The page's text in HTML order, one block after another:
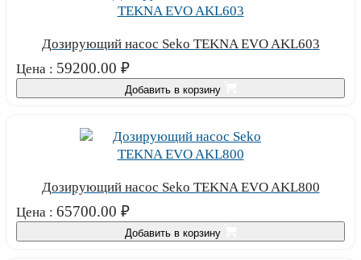
Дозирующий насос Seko TEKNA EVO AKL603
Цена : 59200.00 ₽
Добавить в корзину
Дозирующий насос Seko TEKNA EVO AKL800
Цена : 65700.00 ₽
Добавить в корзину